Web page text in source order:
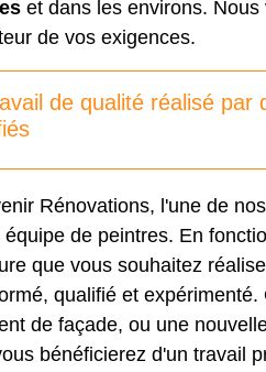
et dans les environs.
de vos exigences.
de qualité réalisé par
Rénovations, l'une de
équipe de peintres. En
que vous souhaitez
qualifié et expérimenté.
de façade, ou une
bénéficierez d'un travail